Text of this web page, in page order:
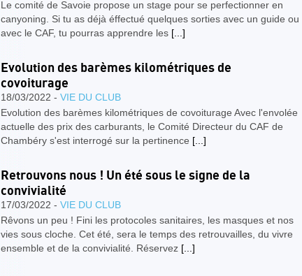
Le comité de Savoie propose un stage pour se perfectionner en
canyoning. Si tu as déjà éffectué quelques sorties avec un guide ou
avec le CAF, tu pourras apprendre les [...]
Evolution des barèmes kilométriques de
covoiturage
18/03/2022 - VIE DU CLUB
Evolution des barèmes kilométriques de covoiturage Avec l'envolée
actuelle des prix des carburants, le Comité Directeur du CAF de
Chambéry s'est interrogé sur la pertinence [...]
Retrouvons nous ! Un été sous le signe de la
convivialité
17/03/2022 - VIE DU CLUB
Rêvons un peu ! Fini les protocoles sanitaires, les masques et nos
vies sous cloche. Cet été, sera le temps des retrouvailles, du vivre
ensemble et de la convivialité. Réservez [...]